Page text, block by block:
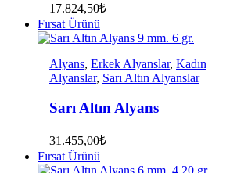
17.824,50₺
Fırsat Ürünü
Alyans, Erkek Alyanslar, Kadın
Alyanslar, Sarı Altın Alyanslar
Sarı Altın Alyans
31.455,00₺
Fırsat Ürünü